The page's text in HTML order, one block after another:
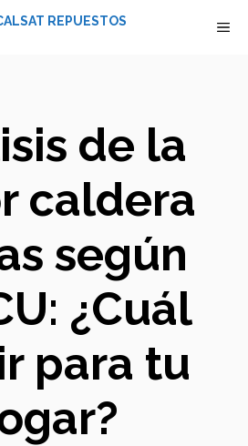
de la
caldera
según
¿Cuál
para tu